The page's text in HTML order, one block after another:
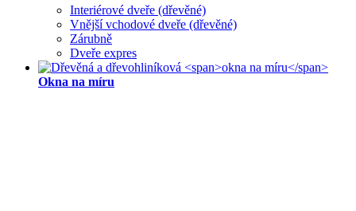
Interiérové dveře (dřevěné)
Vnější vchodové dveře (dřevěné)
Zárubně
Dveře expres
Okna na míru